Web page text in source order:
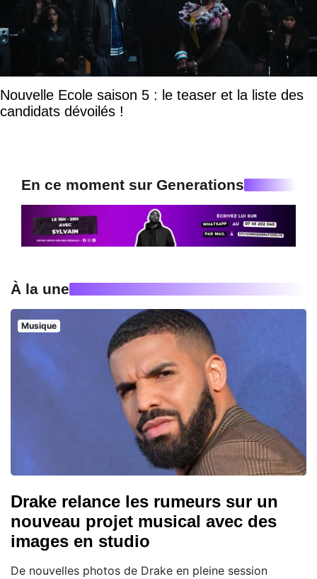
Nouvelle Ecole saison 5 : le teaser et la liste des
candidats dévoilés !
En ce moment sur Generations
À la une
Musique
Drake relance les rumeurs sur un
nouveau projet musical avec des
images en studio
De nouvelles photos de Drake en pleine session